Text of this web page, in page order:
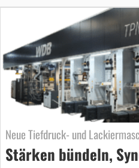
Neue Tiefdruck- und
Stärken bündeln,